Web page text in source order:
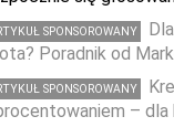
SPONSOROWANY
Poradnik od
SPONSOROWANY
–